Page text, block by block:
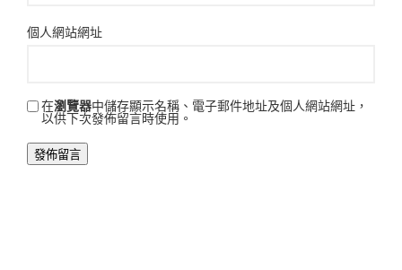
個人網站網址
在瀏覽器中儲存顯示名稱、電子郵件地址及個人網站網址，
以供下次發佈留言時使用。